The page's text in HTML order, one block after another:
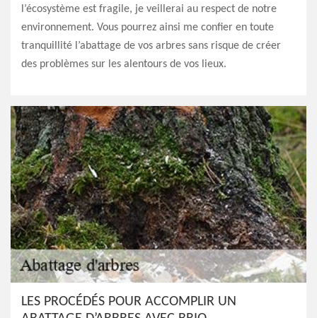
l’écosystème est fragile, je veillerai au respect de notre
environnement. Vous pourrez ainsi me confier en toute
tranquillité l’abattage de vos arbres sans risque de créer
des problèmes sur les alentours de vos lieux.
LES PROCÉDÉS POUR ACCOMPLIR UN